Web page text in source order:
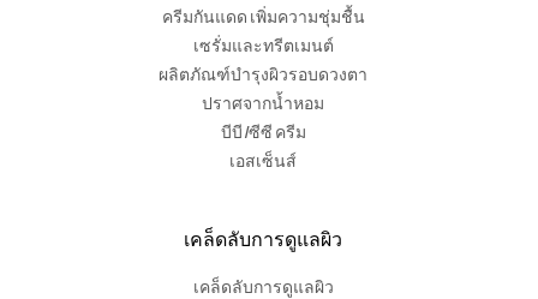
ครีมกันแดด เพิ่มความชุ่มชื้น
เซรั่มและทรีตเมนต์
ผลิตภัณฑ์บำรุงผิวรอบดวงตา
ปราศจากน้ำหอม
บีบี /ซีซี ครีม
เอสเซ็นส์
เคล็ดลับการดูแลผิว
เคล็ดลับการดูแลผิว